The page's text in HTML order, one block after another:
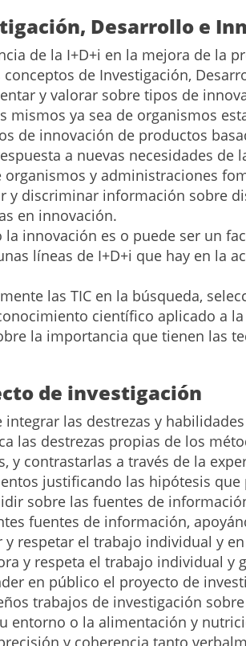
Desarrollo e
de la I+D+i en la mejora de la
conceptos de Investigación,
y valorar sobre tipos de
mismos ya sea de organismos
de innovación de productos
a nuevas necesidades de
organismos y administraciones
y discriminar información sobre
en innovación.
la innovación es o puede ser un
líneas de I+D+i que hay en la
las TIC en la búsqueda,
científico aplicado a
la importancia que tienen las
de investigación
integrar las destrezas y
las destrezas propias de los
y contrastarlas a través de la
justificando las hipótesis que
sobre las fuentes de
fuentes de información,
y respetar el trabajo individual y
y respeta el trabajo individual y
en público el proyecto de
trabajos de investigación
entorno o la alimentación y
y coherencia tanto